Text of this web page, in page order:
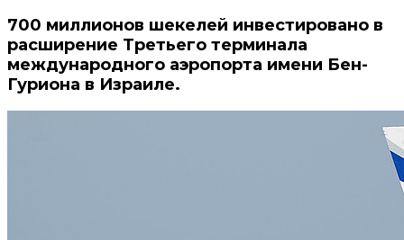
700 миллионов шекелей инвестировано в
расширение Третьего терминала
международного аэропорта имени Бен-
Гуриона в Израиле.